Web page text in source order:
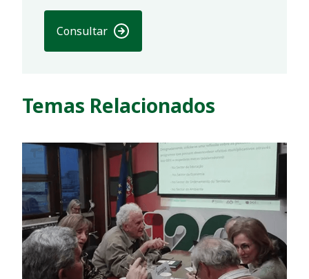
Consultar
Temas Relacionados